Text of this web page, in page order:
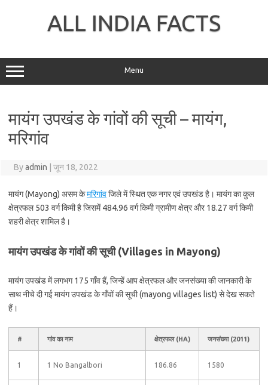
ALL INDIA FACTS
Menu
मायंग उपखंड के गांवों की सूची – मायंग,
मरिगांव
Byadmin जून 18, 2022
मायंग (Mayong) असम केमरिगांवजिले में स्थित एक नगर एवं उपखंड है। मायंग का कुल
क्षेत्रफल 503 वर्ग किमी है जिसमें 484.96 वर्ग किमी ग्रामीण क्षेत्र और 18.27 वर्ग किमी
शहरी क्षेत्र शामिल है।
मायंग उपखंड के गांवों की सूची (Villages in Mayong)
मायंग उपखंड में लगभग 175 गाँव हैं, जिन्हें आप क्षेत्रफल और जनसंख्या की जानकारी के
साथ नीचे दी गई मायंग उपखंड के गाँवों की सूची (mayong villages list) से देख सकते
हैं।
# गांव का नाम क्षेत्रफल (HA) जनसंख्या (2011)
1 1 No Bangalbori 186.86 1580